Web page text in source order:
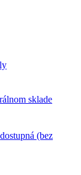
sklade
dostupná (bez